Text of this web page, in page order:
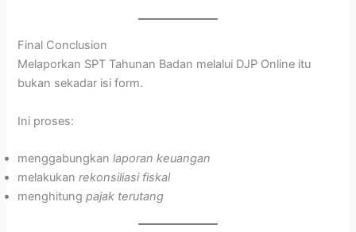
Final Conclusion
Melaporkan SPT Tahunan Badan melalui DJP Online itu
bukan sekadar isi form.
Ini proses:
menggabungkanlaporan keuangan
melakukanrekonsiliasi fiskal
menghitungpajak terutang